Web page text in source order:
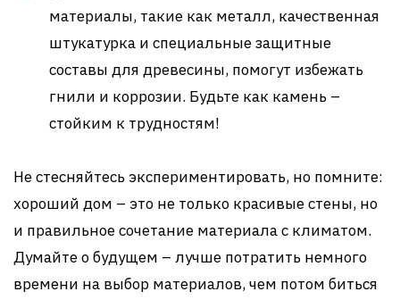
материалы, такие как металл, качественная
штукатурка и специальные защитные
составы для древесины, помогут избежать
гнили и коррозии. Будьте как камень –
стойким к трудностям!
Не стесняйтесь экспериментировать, но помните:
хороший дом – это не только красивые стены, но
и правильное сочетание материала с климатом.
Думайте о будущем – лучше потратить немного
времени на выбор материалов, чем потом биться